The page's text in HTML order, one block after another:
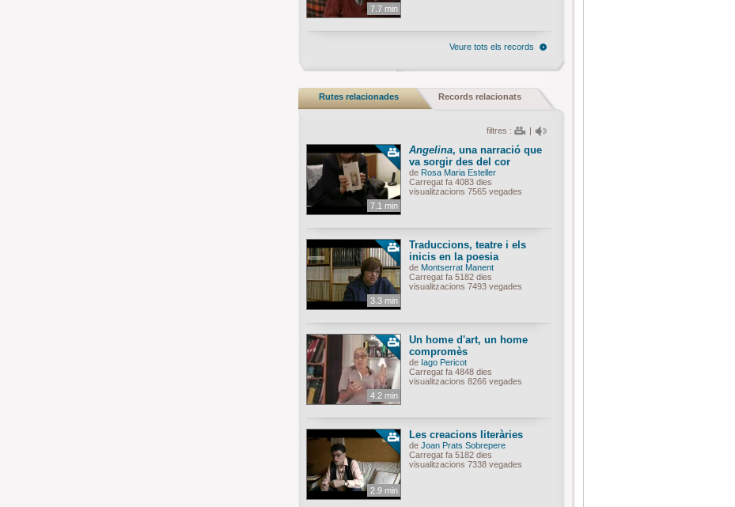
7.7 min
Veure tots els records
Rutes relacionades Records relacionats
filtres : |
7.1 min
Angelina, una narració que
va sorgir des del cor
de Rosa Maria Esteller
Carregat fa 4083 dies
visualitzacions 7565 vegades
3.3 min
Traduccions, teatre i els
inicis en la poesia
de Montserrat Manent
Carregat fa 5182 dies
visualitzacions 7493 vegades
4.2 min
Un home d'art, un home
compromès
de Iago Pericot
Carregat fa 4848 dies
visualitzacions 8266 vegades
2.9 min
Les creacions literàries
de Joan Prats Sobrepere
Carregat fa 5182 dies
visualitzacions 7338 vegades